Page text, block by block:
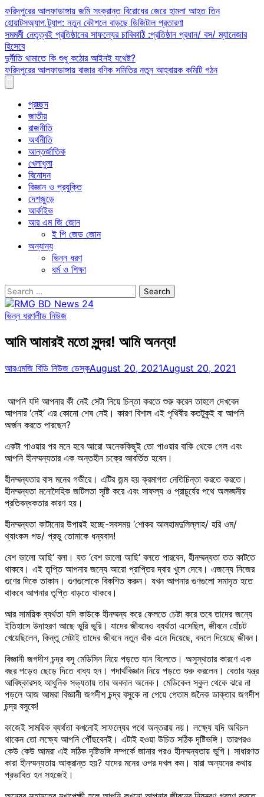
Skip
to
content
ফরিদপুরের আলফাডাঙ্গায় জমি সংক্রান্ত বিরোধের জেরে হামলা আহত তিন
হোয়াটসঅ্যাপ ট্র্যাপ: নতুন কৌশলে বাড়ছে ডিজিটাল প্রতারণা
সমমর্মী নেতৃত্বই প্রতিষ্ঠানের সাফল্যের চাবিকাঠি :প্রতিষ্ঠান প্রধান/ বস/ ম্যানেজার
হিসেবে
দুর্নীতি থামাতে কি শুধু কঠোর আইনই যথেষ্ট?
ফরিদপুরের আলফাডাঙ্গায় বাজার বণিক সমিতির নতুন আহ্বায়ক কমিটি গঠন
প্রচ্ছদ
জাতীয়
রাজনীতি
অর্থনীতি
আন্তর্জাতিক
খেলাধুলা
বিনোদন
বিজ্ঞান ও প্রযুক্তি
দেশজুড়ে
আর্কাইভ
আর এম জি জোন
ই পি জেড জোন
অন্যান্য
ভিন্ন ধরণ
ধর্ম ও শিক্ষা
Search
for:
ভিন্ন ধরণলীড নিউজ
আমি আমারই মতো সুন্দর! আমি অনন্য!
আরএমজি বিডি নিউজ ডেস্কAugust 20, 2021August 20, 2021
আপনি যদি আপনার কী নেই সেটা নিয়ে চিন্তা করতে শুরু করেন তাহলে দেখবেন
আপনার ‘নেই‘ এর কোনো শেষ নেই। কারণ বিশাল এই পৃথিবীর কতটুকুই বা আপনি
অর্জন করতে পারছেন?
একটা পাওয়ার পর মনে হবে আরো অনেককিছুই তো পাওয়ার বাকি থেকে গেল এবং
আপনি হীনম্মন্যতার এক অন্তহীন চক্রে আবর্তিত হবেন।
হীনম্মন্যতার বাস মনের গভীরে। এটির জন্ম হয় ক্রমাগত নেতিচিন্তা করতে করতে।
হীনম্মন্যতা মনোদৈহিক জটিলতা সৃষ্টি করে এবং সাফল্য ও প্রাচুর্যের পথে অলঙ্ঘনীয়
প্রতিবন্ধকতার কারণ হয়।
হীনম্মন্যতা কাটানোর উপায়ই হচ্ছে-সবসময় ‘শোকর আলহামদুলিল্লাহ/ হরি ওম/
থ্যাংকস গড/ প্রভু তোমাকে ধন্যবাদ!
বেশ ভালো আছি‘ বলা। যত ‘বেশ ভালো আছি‘ বলতে পারবেন, হীনম্মন্যতা তত কাটতে
থাকবে। এই তৃপ্তি আপনার জন্যে আরো প্রাপ্তির দ্বার খুলে দেবে। এজন্যে নিজের
গুণের দিকে তাকান। গুণগুলোকে বিকশিত করুন। যখন আপনার গুণগুলো সমাদৃত হতে
থাকবে আপনার তৃপ্তি বাড়তে থাকবে।
আর সাময়িক ব্যর্থতা যদি কাউকে হীনম্মন্য করে ফেলতে চেষ্টা করে তবে তাদের জন্যে
ইতিহাসে উদাহরণ আছে ভুরি ভুরি। যাদের জীবনেও ব্যর্থতা এসেছিল, জীবনে হোঁচট
খেয়েছিলেন, কিন্তু সেটাই তাদের জীবনে নতুন বাঁক এনে দিয়েছে, বদলে দিয়েছে জীবন।
বিজ্ঞানী জগদীশ চন্দ্র বসু মেডিসিন নিয়ে পড়তে যান বিলেতে। অসুস্থতার কারণে এক
বছর পড়েও ছেড়ে দিতে বাধ্য হন। পদার্থবিজ্ঞান নিয়ে পড়তে শুরু করলেন। বেতার যন্ত্র
আবিষ্কারসহ আধুনিক সভ্যতায় তার অবদান অনেক। মেডিকেল স্কুল থেকে ঝরে না
পড়লে আজ আমরা বিজ্ঞানী জগদীশ চন্দ্র বসুকে না পেয়ে পেতাম জনৈক ডাক্তার জগদীশ
চন্দ্র বসুকে!
কাজেই সাময়িক ব্যর্থতা কখনোই সাফল্যের পথে অন্তরায় নয়। লক্ষ্যে যদি অবিচল
থাকেন তো লক্ষ্যে আপনি পৌঁছবেনই। এটাই হওয়া উচিত সঠিক দৃষ্টিভঙ্গি। তারপরও
কেউ কেউ আমরা এই সঠিক দৃষ্টিভঙ্গি সম্পর্কে জানার পরও হীনম্মন্যতায় ভুগি। সাধারণত
কারা হীনম্মন্যতায় আক্রান্ত হয়? যাদের মনের ওপর দখল কম। যারা অন্যদের কথায়
প্রভাবিত হন সহজেই।